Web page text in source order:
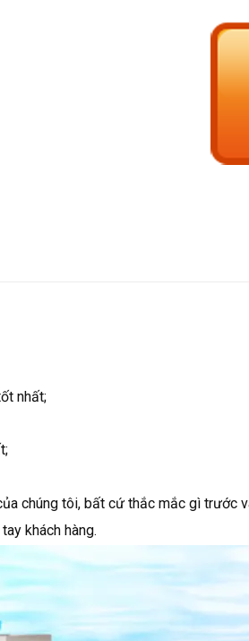
nhất;
chúng tôi, bất cứ thắc mắc gì trước
khách hàng.